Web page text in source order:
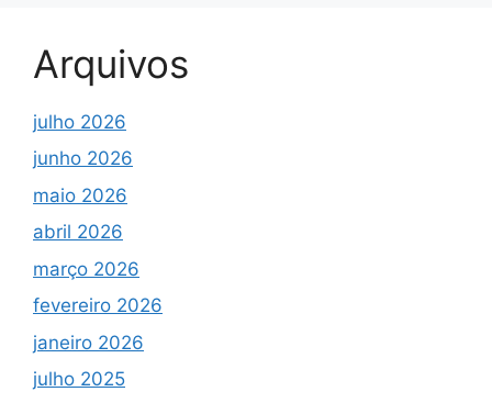
Arquivos
julho 2026
junho 2026
maio 2026
abril 2026
março 2026
fevereiro 2026
janeiro 2026
julho 2025